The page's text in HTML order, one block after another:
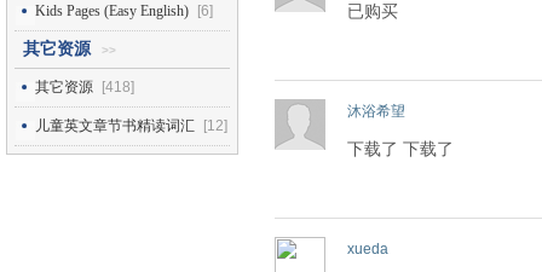
Kids Pages (Easy English) [6]
其它资源 >>
其它资源 [418]
儿童英文章节书精读词汇 [12]
已购买
沐浴希望
下载了 下载了
xueda